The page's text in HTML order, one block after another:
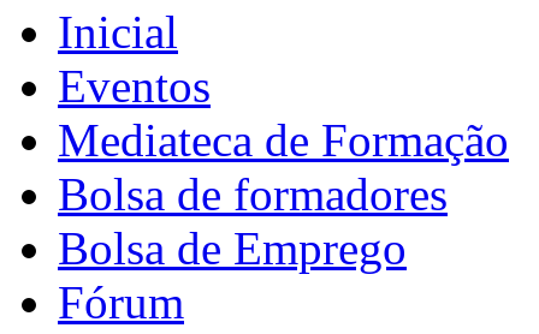
Inicial
Eventos
Mediateca de Formação
Bolsa de formadores
Bolsa de Emprego
Fórum